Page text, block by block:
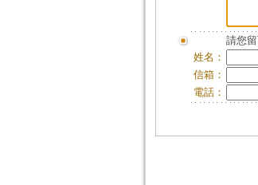
請您
姓名：
信箱：
電話：